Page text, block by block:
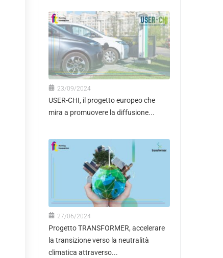
23/09/2024
USER-CHI, il progetto europeo che
mira a promuovere la diffusione...
27/06/2024
Progetto TRANSFORMER, accelerare
la transizione verso la neutralità
climatica attraverso...